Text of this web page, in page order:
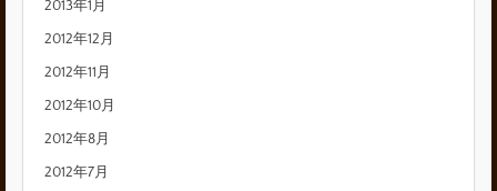
2013年1月
2012年12月
2012年11月
2012年10月
2012年8月
2012年7月